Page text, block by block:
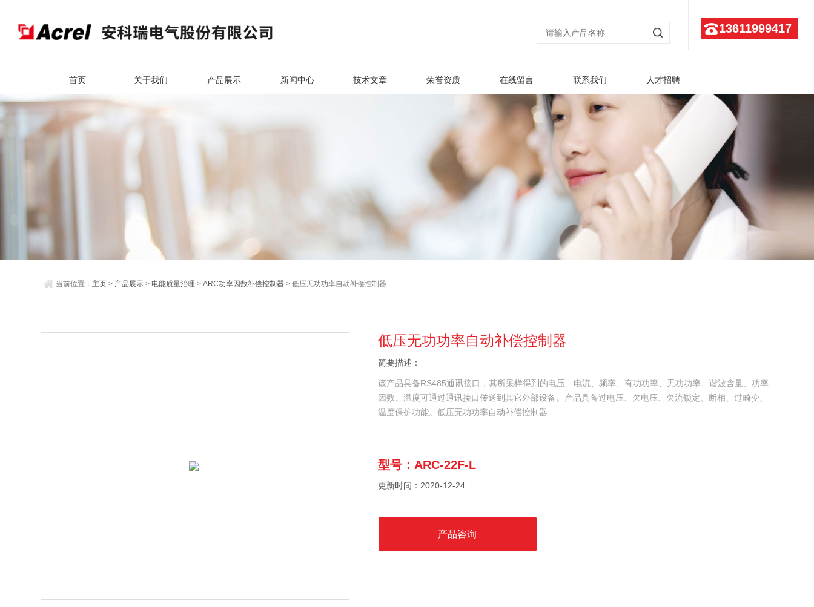
13611999417
首页 关于我们 产品展示 新闻中心 技术文章 荣誉资质 在线留言 联系我们 人才招聘
当前位置： 主页 > 产品展示 > 电能质量治理 >ARC功率因数补偿控制器 > 低压无功功率自动补偿控制器
低压无功功率自动补偿控制器
简要描述：
该产品具备RS485通讯接口，其所采样得到的电压、电流、频率、有功功率、无功功率、谐波含量、功率
因数、温度可通过通讯接口传送到其它外部设备。产品具备过电压、欠电压、欠流锁定、断相、过畸变、
温度保护功能。低压无功功率自动补偿控制器
型号：ARC-22F-L
更新时间：2020-12-24
产品咨询